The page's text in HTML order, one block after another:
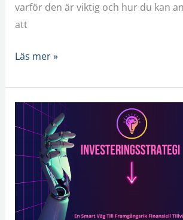
varför den är viktig och hur du kan
att
Läs mer »
Investeringsstrategi:
En
Smart
Till
Framgångsrik
Finansiell